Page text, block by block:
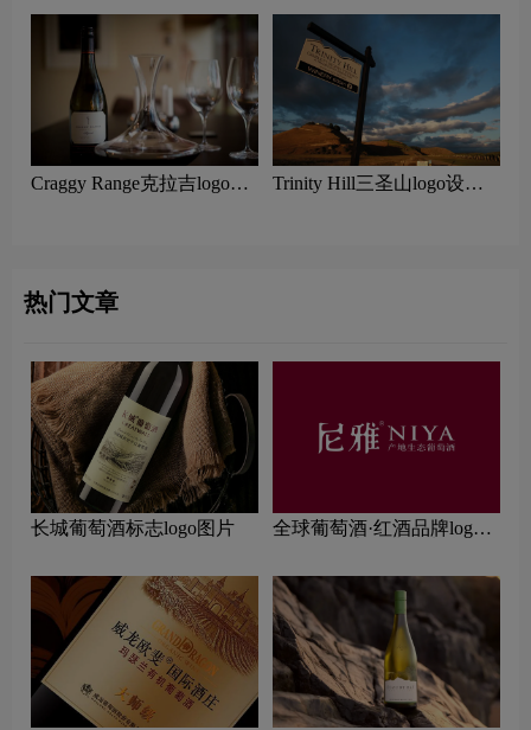
设计理念
理念
Craggy Range克拉吉logo设
Trinity Hill三圣山logo设计
热门文章
长城葡萄酒标志logo图片
全球葡萄酒·红酒品牌logo